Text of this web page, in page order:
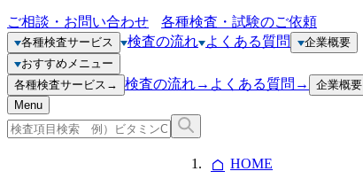
ご相談・お問い合わせ 各種検査・試験のご依頼
各種検査サービス 検査の流れ よくある質問
企業概要
おすすめメニュー
各種検査サービス → 検査の流れ→ よくある質問 → 企業概要
Menu
HOME